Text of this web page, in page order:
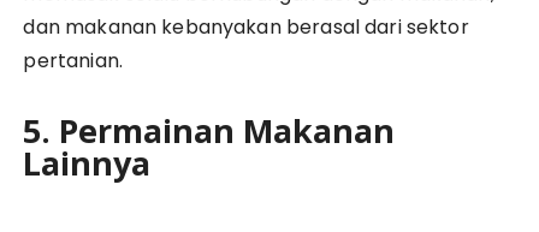
dan makanan kebanyakan berasal dari sektor
pertanian.
5. Permainan Makanan
Lainnya